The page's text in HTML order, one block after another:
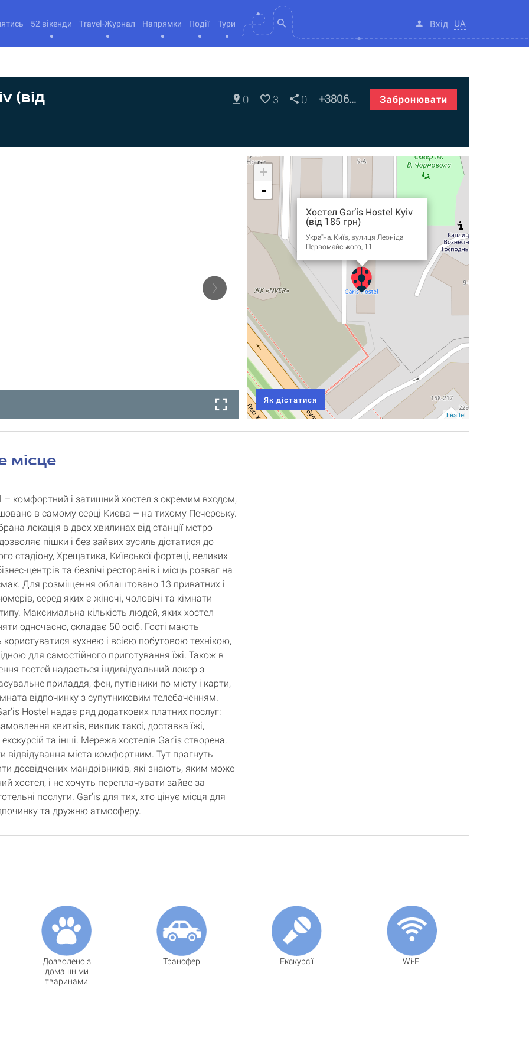
52 вікенди Travel-Журнал Напрямки Події Тури Вхід UA
(від
0 3 0 +3806... Забронювати
Хостел Gar’is Hostel Kyiv
(від 185 грн)
Україна, Київ, вулиця Леоніда
Первомайського, 11
+
-
Leaflet
Як дістатися
місце
– комфортний і затишний хостел з окремим входом,
в самому серці Києва – на тихому Печерську.
локація в двох хвилинах від станції метро
пішки і без зайвих зусиль дістатися до
стадіону, Хрещатика, Київської фортеці, великих
центрів та безлічі ресторанів і місць розваг на
Для розміщення облаштовано 13 приватних і
серед яких є жіночі, чоловічі та кімнати
Максимальна кількість людей, яких хостел
одночасно, складає 50 осіб. Гості мають
кухнею і всією побутовою технікою,
для самостійного приготування їжі. Також в
гостей надається індивідуальний локер з
приладдя, фен, путівники по місту і карти,
відпочинку з супутниковим телебаченням.
Hostel надає ряд додаткових платних послуг:
квитків, виклик таксі, доставка їжі,
екскурсій та інші. Мережа хостелів Gar’is створена,
відвідування міста комфортним. Тут прагнуть
досвідчених мандрівників, які знають, яким може
хостел, і не хочуть переплачувати зайве за
послуги. Gar’is для тих, хто цінує місця для
та дружню атмосферу.
Дозволено з
домашніми
тваринами
Трансфер Екскурсії Wi-Fi